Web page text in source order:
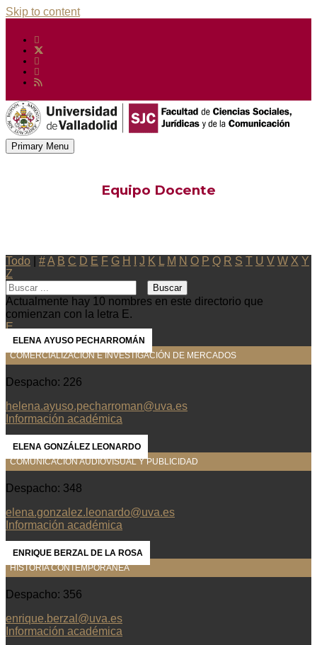
Skip to content
Primary Menu
Equipo Docente
Todo #A B C D E F G H J K L M N O P Q R S T U V W X Y
Z
Actualmente hay 10 nombres en este directorio que
comienzan con la letra E.
E
ELENA AYUSO PECHARROMÁN
COMERCIALIZACIÓN E INVESTIGACIÓN DE MERCADOS
Despacho: 226
helena.ayuso.pecharroman@uva.es
Información académica
ELENA GONZÁLEZ LEONARDO
COMUNICACIÓN AUDIOVISUAL Y PUBLICIDAD
Despacho: 348
elena.gonzalez.leonardo@uva.es
Información académica
ENRIQUE BERZAL DE LA ROSA
HISTORIA CONTEMPORÁNEA
Despacho: 356
enrique.berzal@uva.es
Información académica